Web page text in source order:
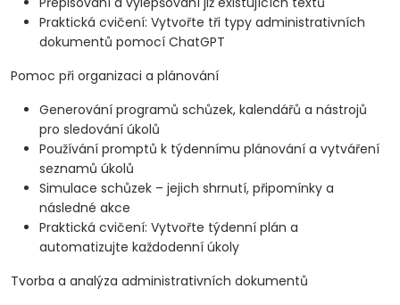
Praktická cvičení: Vytvořte tři typy administrativních
dokumentů pomocí ChatGPT
Pomoc při organizaci a plánování
Generování programů schůzek, kalendářů a nástrojů
pro sledování úkolů
Používání promptů k týdennímu plánování a vytváření
seznamů úkolů
Simulace schůzek – jejich shrnutí, připomínky a
následné akce
Praktická cvičení: Vytvořte týdenní plán a
automatizujte každodenní úkoly
Tvorba a analýza administrativních dokumentů